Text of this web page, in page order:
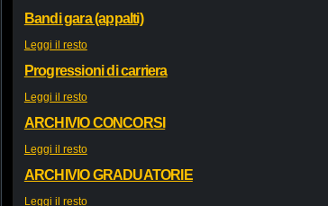
Bandi gara (appalti)
Leggi il resto
Progressioni di carriera
Leggi il resto
ARCHIVIO CONCORSI
Leggi il resto
ARCHIVIO GRADUATORIE
Leggi il resto